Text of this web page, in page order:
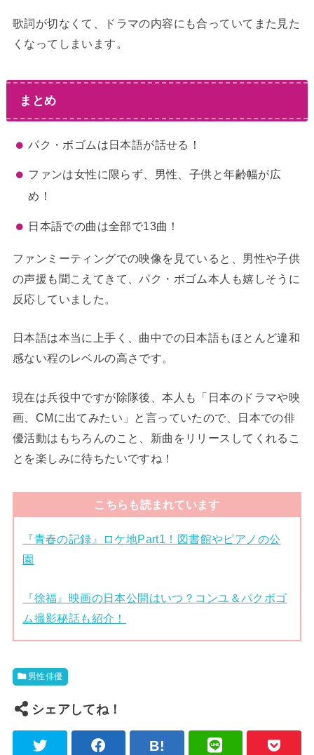
歌詞が切なくて、ドラマの内容にも合っていてまた見た
くなってしまいます。
まとめ
パク・ボゴムは日本語が話せる！
ファンは女性に限らず、男性、子供と年齢幅が広
め！
日本語での曲は全部で13曲！
ファンミーティングでの映像を見ていると、男性や子供
の声援も聞こえてきて、パク・ボゴム本人も嬉しそうに
反応していました。
日本語は本当に上手く、曲中での日本語もほとんど違和
感ない程のレベルの高さです。
現在は兵役中ですが除隊後、本人も「日本のドラマや映
画、CMに出てみたい」と言っていたので、日本での俳
優活動はもちろんのこと、新曲をリリースしてくれるこ
とを楽しみに待ちたいですね！
こちらも読まれています
『青春の記録』ロケ地Part1！図書館やピアノの公
園
『徐福』映画の日本公開はいつ？コンユ＆パクボゴ
ム撮影秘話も紹介！
男性俳優
シェアしてね！